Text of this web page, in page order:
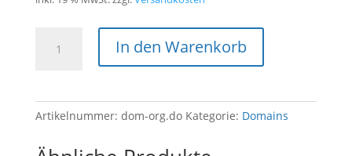
Menge
In den Warenkorb
Artikelnummer: dom-org.do Kategorie: Domains